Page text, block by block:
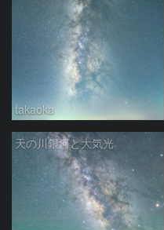
takaoka
天の川銀河と大気光